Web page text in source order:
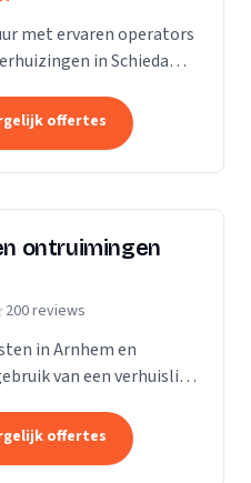
met ervaren operators
in Schiedam
offertes
ontruimingen
200 reviews
in Arnhem en
van een verhuislift
offertes